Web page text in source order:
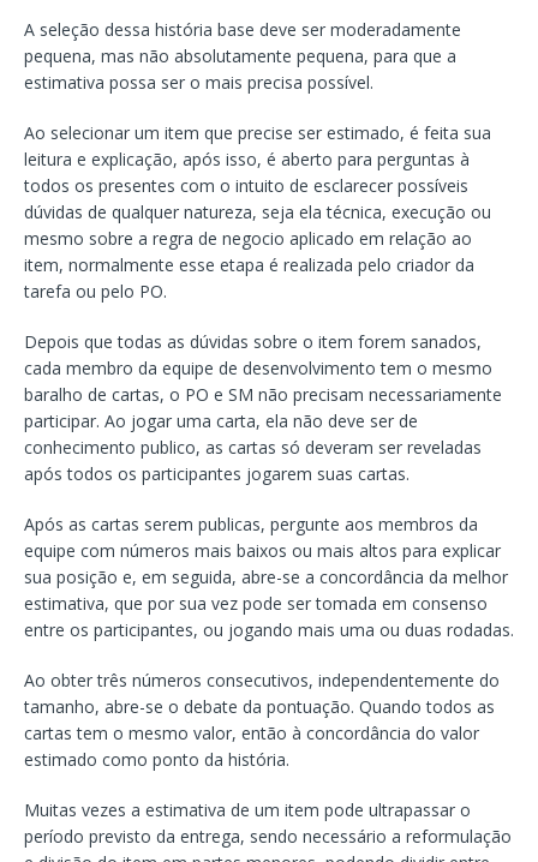
A seleção dessa história base deve ser moderadamente
pequena, mas não absolutamente pequena, para que a
estimativa possa ser o mais precisa possível.
Ao selecionar um item que precise ser estimado, é feita sua
leitura e explicação, após isso, é aberto para perguntas à
todos os presentes com o intuito de esclarecer possíveis
dúvidas de qualquer natureza, seja ela técnica, execução ou
mesmo sobre a regra de negocio aplicado em relação ao
item, normalmente esse etapa é realizada pelo criador da
tarefa ou pelo PO.
Depois que todas as dúvidas sobre o item forem sanados,
cada membro da equipe de desenvolvimento tem o mesmo
baralho de cartas, o PO e SM não precisam necessariamente
participar. Ao jogar uma carta, ela não deve ser de
conhecimento publico, as cartas só deveram ser reveladas
após todos os participantes jogarem suas cartas.
Após as cartas serem publicas, pergunte aos membros da
equipe com números mais baixos ou mais altos para explicar
sua posição e, em seguida, abre-se a concordância da melhor
estimativa, que por sua vez pode ser tomada em consenso
entre os participantes, ou jogando mais uma ou duas rodadas.
Ao obter três números consecutivos, independentemente do
tamanho, abre-se o debate da pontuação. Quando todos as
cartas tem o mesmo valor, então à concordância do valor
estimado como ponto da história.
Muitas vezes a estimativa de um item pode ultrapassar o
período previsto da entrega, sendo necessário a reformulação